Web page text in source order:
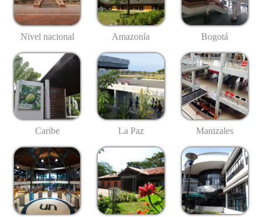
Nivel nacional Amazonía Bogotá
Caribe La Paz Manizales